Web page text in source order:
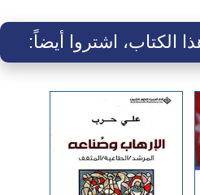
الكتاب، اشتروا أيضاً: